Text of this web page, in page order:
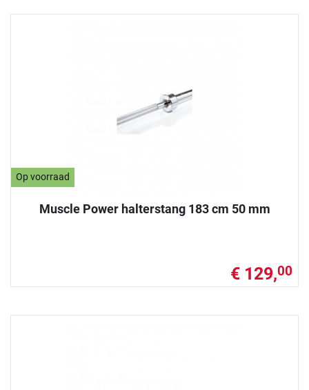
Op voorraad
Muscle Power halterstang 183 cm 50 mm
€ 129,00